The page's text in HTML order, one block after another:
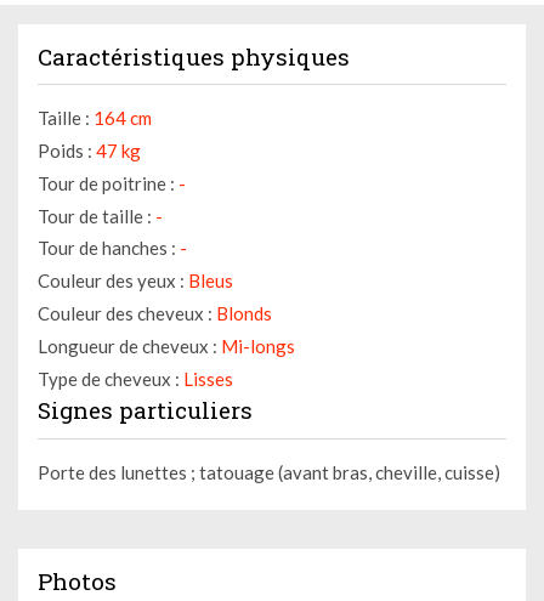
Caractéristiques physiques
Taille : 164 cm
Poids : 47 kg
Tour de poitrine : -
Tour de taille : -
Tour de hanches : -
Couleur des yeux : Bleus
Couleur des cheveux : Blonds
Longueur de cheveux : Mi-longs
Type de cheveux : Lisses
Signes particuliers
Porte des lunettes ; tatouage (avant bras, cheville, cuisse)
Photos